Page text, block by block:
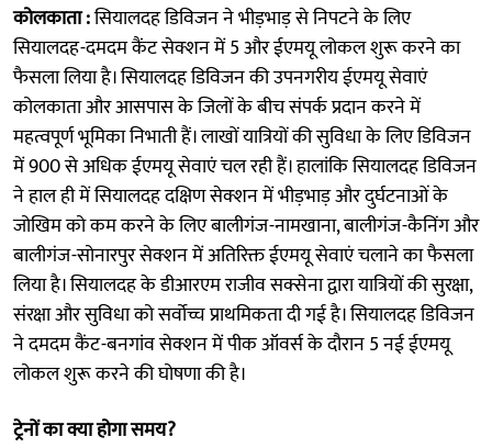
कोलकाता :सियालदह डिविजन ने भीड़भाड़ से निपटने के लिए
सियालदह-दमदम कैंट सेक्शन में 5 और ईएमयू लोकल शुरू करने का
फैसला लिया है। सियालदह डिविजन की उपनगरीय ईएमयू सेवाएं
कोलकाता और आसपास के जिलों के बीच संपर्क प्रदान करने में
महत्वपूर्ण भूमिका निभाती हैं। लाखों यात्रियों की सुविधा के लिए डिविजन
में 900 से अधिक ईएमयू सेवाएं चल रही हैं। हालांकि सियालदह डिविजन
ने हाल ही में सियालदह दक्षिण सेक्शन में भीड़भाड़ और दुर्घटनाओं के
जोखिम को कम करने के लिए बालीगंज-नामखाना, बालीगंज-कैनिंग और
बालीगंज-सोनारपुर सेक्शन में अतिरिक्त ईएमयू सेवाएं चलाने का फैसला
लिया है। सियालदह के डीआरएम राजीव सक्सेना द्वारा यात्रियों की सुरक्षा,
संरक्षा और सुविधा को सर्वोच्च प्राथमिकता दी गई है। सियालदह डिविजन
ने दमदम कैंट-बनगांव सेक्शन में पीक ऑवर्स के दौरान 5 नई ईएमयू
लोकल शुरू करने की घोषणा की है।
ट्रेनों का क्या होगा समय?